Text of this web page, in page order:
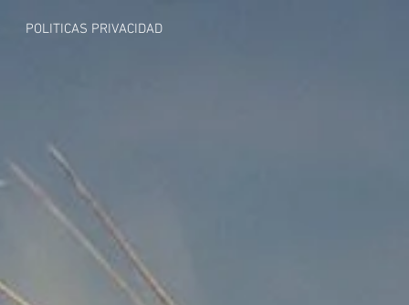
POLITICAS PRIVACIDAD